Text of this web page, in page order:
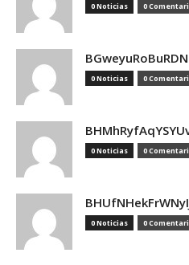
0 Noticias 0
0 Noticias 0
0 Noticias 0
0 Noticias 0